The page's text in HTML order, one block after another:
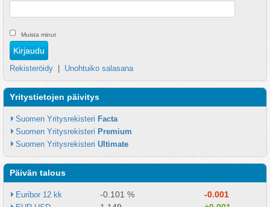
Muista minut
Rekisteröidy Unohtuiko salasana
Yritystietojen päivitys
Suomen Yritysrekisteri Facta
Suomen Yritysrekisteri Premium
Suomen Yritysrekisteri Ultimate
Päivän talous
Euribor 12 kk -0.101 % -0.001